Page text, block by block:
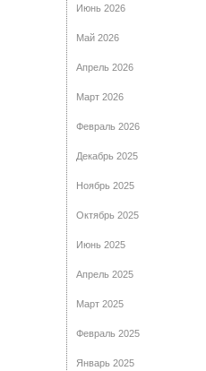
Июнь 2026
Май 2026
Апрель 2026
Март 2026
Февраль 2026
Декабрь 2025
Ноябрь 2025
Октябрь 2025
Июнь 2025
Апрель 2025
Март 2025
Февраль 2025
Январь 2025